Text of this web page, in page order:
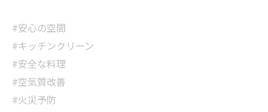
#安心の空間
#キッチンクリーン
#安全な料理
#空気質改善
#火災予防